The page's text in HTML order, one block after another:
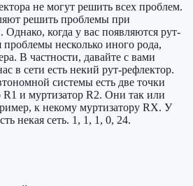
не могут решить всех проблем.
решить проблемы при
Однако, когда у вас появляются рут-
проблемы несколько иного рода,
В частности, давайте с вами
в сети есть некий рут-рефлектор.
системы есть две точки
и муртизатор R2. Они так или
к некому муртизатору RX. У
некая сеть. 1, 1, 1, 0, 24.